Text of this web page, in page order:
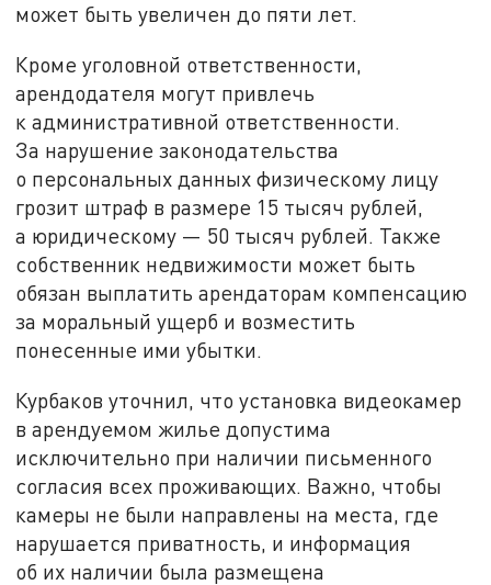
может быть увеличен до пяти лет.
Кроме уголовной ответственности,
арендодателя могут привлечь
к административной ответственности.
За нарушение законодательства
о персональных данных физическому лицу
грозит штраф в размере 15 тысяч рублей,
а юридическому — 50 тысяч рублей. Также
собственник недвижимости может быть
обязан выплатить арендаторам компенсацию
за моральный ущерб и возместить
понесенные ими убытки.
Курбаков уточнил, что установка видеокамер
в арендуемом жилье допустима
исключительно при наличии письменного
согласия всех проживающих. Важно, чтобы
камеры не были направлены на места, где
нарушается приватность, и информация
об их наличии была размещена